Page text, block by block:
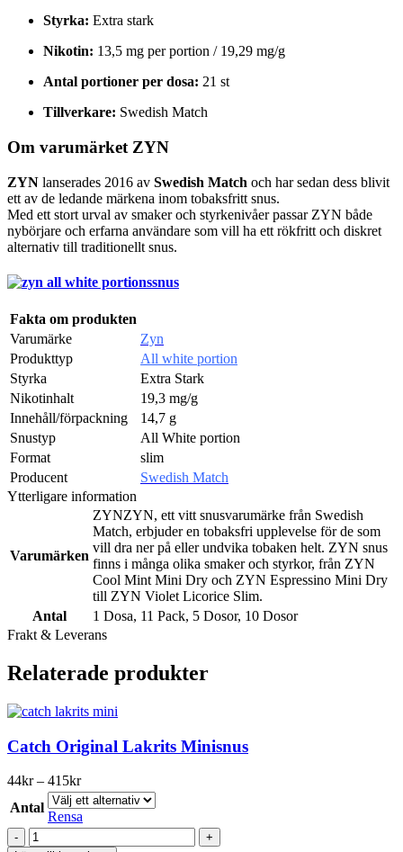
Styrka: Extra stark
Nikotin: 13,5 mg per portion / 19,29 mg/g
Antal portioner per dosa: 21 st
Tillverkare: Swedish Match
Om varumärket ZYN
ZYN lanserades 2016 av Swedish Match och har sedan dess blivit
ett av de ledande märkena inom tobaksfritt snus.
Med ett stort urval av smaker och styrkenivåer passar ZYN både
nybörjare och erfarna användare som vill ha ett rökfritt och diskret
alternativ till traditionellt snus.
Fakta om produkten
Varumärke
Zyn
Produkttyp
All white portion
Styrka
Extra Stark
Nikotinhalt
19,3 mg/g
Innehåll/förpackning
14,7 g
Snustyp
All White portion
Format
slim
Producent
Swedish Match
Ytterligare information
Varumärken
ZYNZYN, ett vitt snusvarumärke från Swedish
Match, erbjuder en tobaksfri upplevelse för de som
vill dra ner på eller undvika tobaken helt. ZYN snus
finns i många olika smaker och styrkor, från ZYN
Cool Mint Mini Dry och ZYN Espressino Mini Dry
till ZYN Violet Licorice Slim.
Antal
1 Dosa, 11 Pack, 5 Dosor, 10 Dosor
Frakt & Leverans
Relaterade produkter
Catch Original Lakrits Minisnus
44kr – 415krPrisintervall:
44kr
till
415kr
Antal
Rensa
Catch